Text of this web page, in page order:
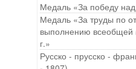
Медаль «За победу
Медаль «За труды по
выполнению всеобщей
г.»
Русско - прусско -